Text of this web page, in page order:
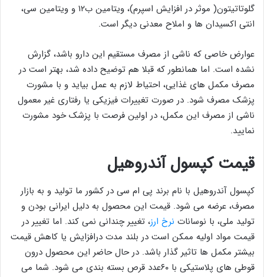
گلوتاتیتون( موثر در افزایش اسپرم)، ویتامین ب۱۲ و ویتامین سی،
انتی اکسیدان ها و املاح معدنی دیگر است.
عوارض خاصی که ناشی از مصرف مستقیم اين دارو باشد، گزارش
نشده است. اما همانطور که قبلا هم توضیح داده شد، بهتر است در
مصرف مکمل های غذایی، احتیاط لازم به عمل بیاید و با مشورت
پزشک مصرف شود. در صورت تغییرات فیزیکی یا رفتاری غیر معمول
ناشی از مصرف این مکمل، در اولین فرصت با پزشک خود مشورت
نمایید.
قیمت کپسول آندروهیل
کپسول آندروهیل با نام برند پی ام سی در کشور ما تولید و به بازار
مصرف، عرضه می شود. قيمت این محصول به دلیل ایرانی بودن و
تولید ملی، با نوسانات نرخ ارز، تغییر چندانی نمی کند. اما تغییر در
قیمت مواد اولیه ممکن است در بلند مدت درافزایش یا کاهش قیمت
بیشتر مکمل ها تاثیر گذار باشد. در حال حاضر این محصول درون
قوطی های پلاستیکی با ۶۰عدد قرص بسته بندی می شود. شما می